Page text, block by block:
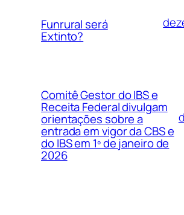
Funrural será
Extinto?
Comitê Gestor do IBS e
Receita Federal divulgam
orientações sobre a
entrada em vigor da CBS e
do IBS em 1º de janeiro de
2026